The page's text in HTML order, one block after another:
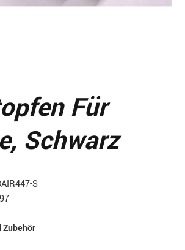
Für
Schwarz
S
Zubehör